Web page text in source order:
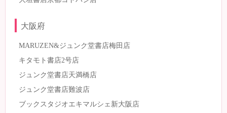
大阪府
MARUZEN&ジュンク堂書店梅田店
キタモト書店2号店
ジュンク堂書店天満橋店
ジュンク堂書店難波店
ブックスタジオエキマルシェ新大阪店